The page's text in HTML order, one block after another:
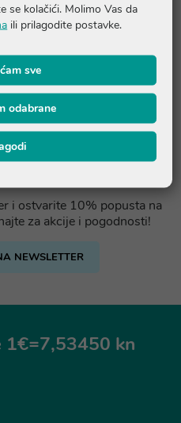
na prvu
i ostvarite 10% popusta na
za akcije i pogodnosti!
NEWSLETTER
1€=7,53450 kn
se kolačići. Molimo Vas da
ili prilagodite postavke.
sve
odabrane